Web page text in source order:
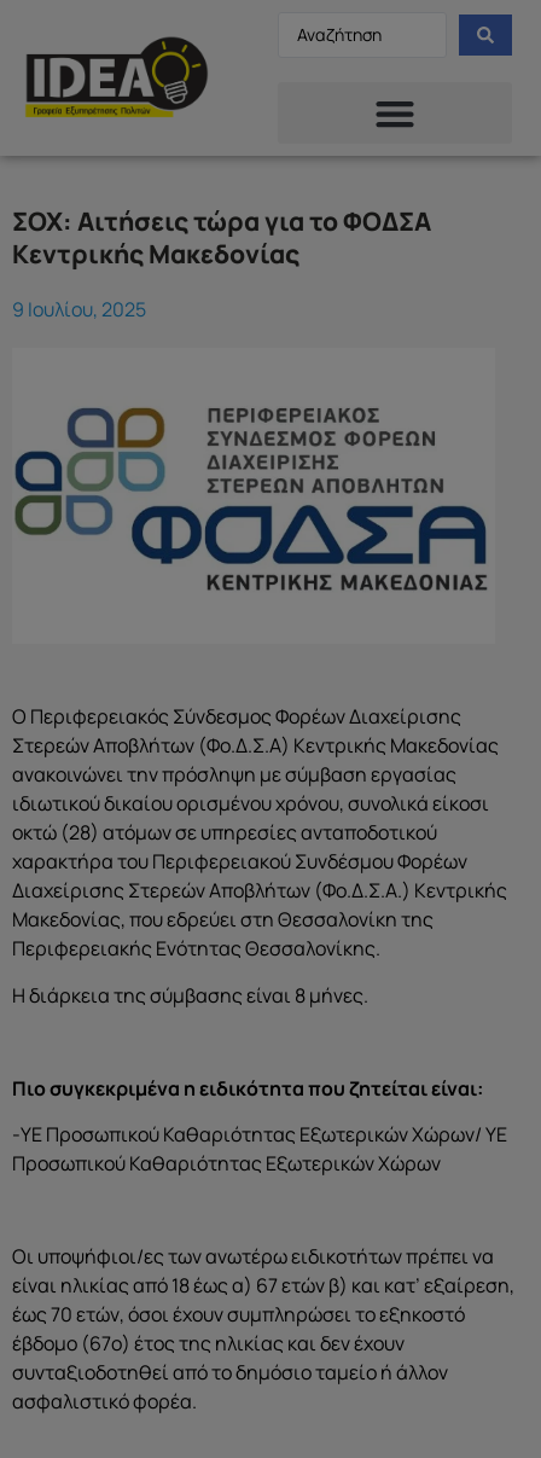
ΣΟΧ: Αιτήσεις τώρα για το ΦΟΔΣΑ
Κεντρικής Μακεδονίας
9 Ιουλίου, 2025
Ο Περιφερειακός Σύνδεσμος Φορέων Διαχείρισης
Στερεών Αποβλήτων (Φο.Δ.Σ.Α) Κεντρικής Μακεδονίας
ανακοινώνει την πρόσληψη με σύμβαση εργασίας
ιδιωτικού δικαίου ορισμένου χρόνου, συνολικά είκοσι
οκτώ (28) ατόμων σε υπηρεσίες ανταποδοτικού
χαρακτήρα του Περιφερειακού Συνδέσμου Φορέων
Διαχείρισης Στερεών Αποβλήτων (Φο.Δ.Σ.Α.) Κεντρικής
Μακεδονίας, που εδρεύει στη Θεσσαλονίκη της
Περιφερειακής Ενότητας Θεσσαλονίκης.
Η διάρκεια της σύμβασης είναι 8 μήνες.
Πιο συγκεκριμένα η ειδικότητα που ζητείται είναι:
-ΥΕ Προσωπικού Καθαριότητας Εξωτερικών Χώρων/ ΥΕ
Προσωπικού Καθαριότητας Εξωτερικών Χώρων
Οι υποψήφιοι/ες των ανωτέρω ειδικοτήτων πρέπει να
είναι ηλικίας από 18 έως α) 67 ετών β) και κατ’ εξαίρεση,
έως 70 ετών, όσοι έχουν συμπληρώσει το εξηκοστό
έβδομο (67ο) έτος της ηλικίας και δεν έχουν
συνταξιοδοτηθεί από το δημόσιο ταμείο ή άλλον
ασφαλιστικό φορέα.